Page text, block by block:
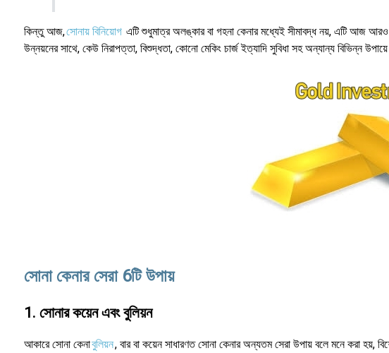
কিন্তু আজ,সোনায় বিনিয়োগ এটি শুধুমাত্র অলঙ্কার বা গহনা কেনার মধ্যেই সীমাবদ্ধ নয়, এটি আজ আরও
উন্নয়নের সাথে, কেউ নিরাপত্তা, বিশুদ্ধতা, কোনো মেকিং চার্জ ইত্যাদি সুবিধা সহ অন্যান্য বিভিন্ন
সোনা কেনার সেরা 6টি উপায়
1. সোনার কয়েন এবং বুলিয়ন
আকারে সোনা কেনাবুলিয়ন, বার বা কয়েন সাধারণত সোনা কেনার অন্যতম সেরা উপায় বলে মনে করা হয়,